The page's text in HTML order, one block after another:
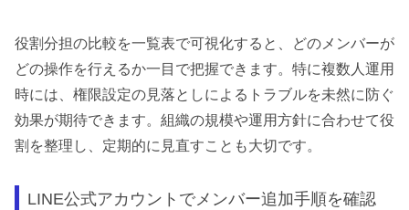
役割分担の比較を一覧表で可視化すると、どのメンバーが
どの操作を行えるか一目で把握できます。特に複数人運用
時には、権限設定の見落としによるトラブルを未然に防ぐ
効果が期待できます。組織の規模や運用方針に合わせて役
割を整理し、定期的に見直すことも大切です。
LINE公式アカウントでメンバー追加手順を確認